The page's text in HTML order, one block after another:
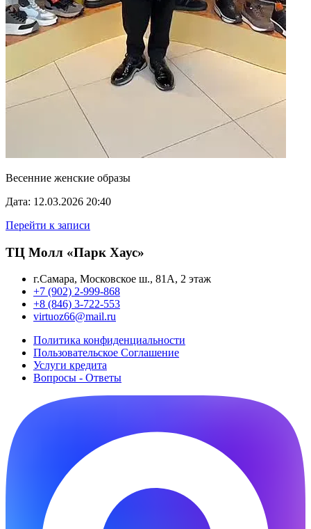
Весенние женские образы
Дата: 12.03.2026 20:40
Перейти к записи
ТЦ Молл «Парк Хаус»
г.Самара, Московское ш., 81А, 2 этаж
+7 (902) 2-999-868
+8 (846) 3-722-553
virtuoz66@mail.ru
Политика конфиденциальности
Пользовательское Cоглашение
Услуги кредита
Вопросы - Ответы